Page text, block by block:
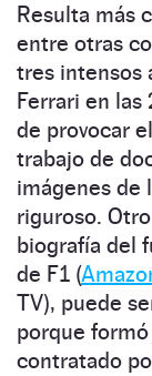
Resulta más
entre otras
tres intensos
Ferrari en las
de provocar
trabajo de
imágenes de
riguroso.
biografía del
de F1 (
TV), puede
porque
contratado